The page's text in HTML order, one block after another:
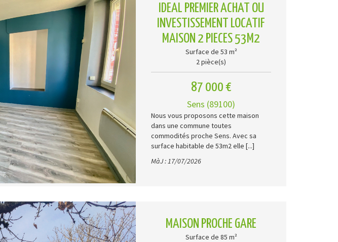
IDEAL PREMIER ACHAT OU
INVESTISSEMENT LOCATIF
MAISON 2 PIECES 53M2
Surface de 53 m²
2 pièce(s)
87 000 €
Sens (89100)
Nous vous proposons cette maison
dans une commune toutes
commodités proche Sens. Avec sa
surface habitable de 53m2 elle [...]
MàJ : 17/07/2026
MAISON PROCHE GARE
Surface de 85 m²